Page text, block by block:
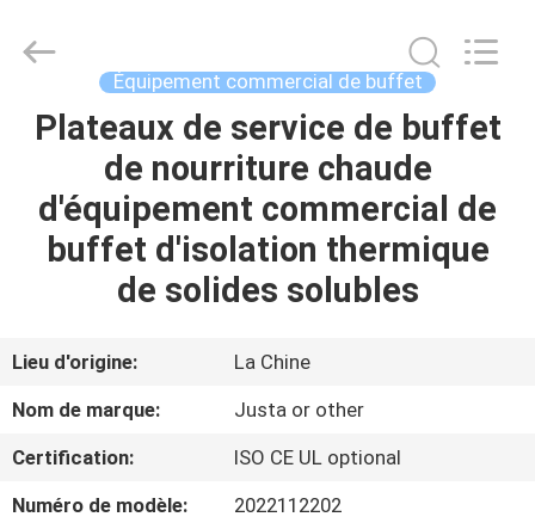
MAISON
PRODUITS
AU
SUJET
NOUS
Catering
equipments
Reserved.
Équipement commercial de buffet
Plateaux de service de buffet
de nourriture chaude
d'équipement commercial de
buffet d'isolation thermique
de solides solubles
Lieu d'origine:
La Chine
Nom de marque:
Justa or other
Certification:
ISO CE UL optional
Numéro de modèle:
2022112202